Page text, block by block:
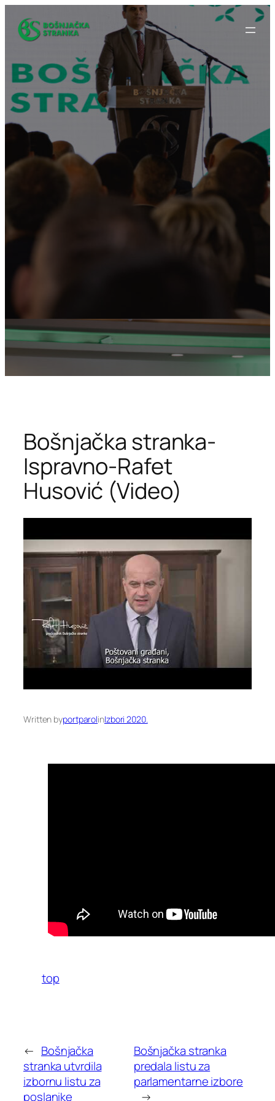
sadržaj
Bošnjačka stranka-
Ispravno-Rafet
Husović (Video)
Written byportparolinIzbori 2020.
top
← Bošnjačka
stranka utvrdila
izbornu listu za
poslanike
Bošnjačka stranka
predala listu za
parlamentarne izbore
→